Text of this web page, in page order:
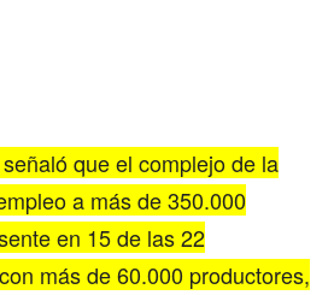
que el complejo de la
a más de 350.000
en 15 de las 22
más de 60.000 productores,